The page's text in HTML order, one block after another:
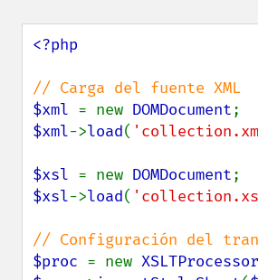
<?php
$xml = new DOMDocument
$xml->load(
$xsl = new DOMDocument
$xsl->load(
$proc = new XSLTProcessor